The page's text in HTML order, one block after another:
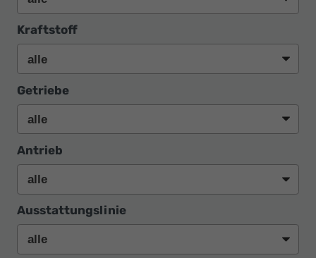
Kraftstoff
Getriebe
Antrieb
Ausstattungslinie